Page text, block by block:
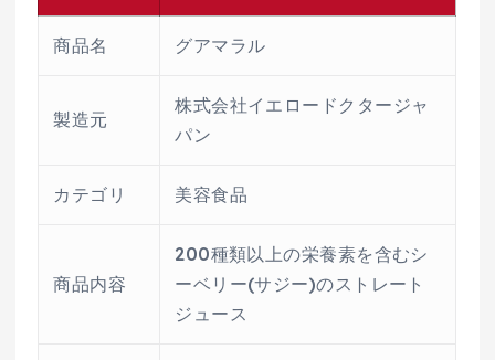
商品名 グアマラル
製造元
株式会社イエロードクタージャ
パン
カテゴリ 美容食品
商品内容
200種類以上の栄養素を含むシ
ーベリー(サジー)のストレート
ジュース